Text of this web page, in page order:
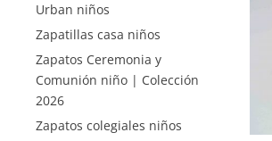
Urban niños
Zapatillas casa niños
Zapatos Ceremonia y
Comunión niño | Colección
2026
Zapatos colegiales niños